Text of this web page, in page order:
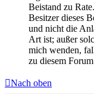
Beistand zu
Besitzer dieses
und nicht die
Art ist; außer
mich wenden,
zu diesem
Nach oben